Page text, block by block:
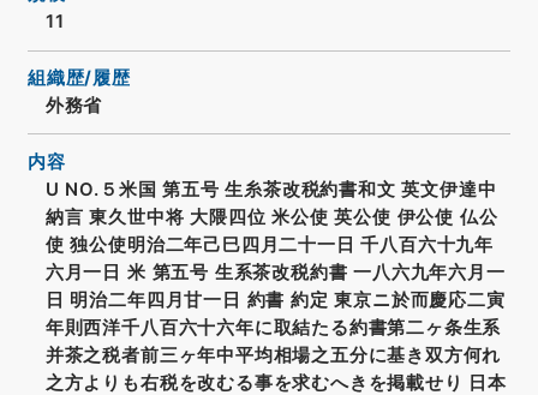
11
組織歴/履歴
外務省
内容
U NO.５米国 第五号 生糸茶改税約書和文 英文伊達中
納言 東久世中将 大隈四位 米公使 英公使 伊公使 仏公
使 独公使明治二年己巳四月二十一日 千八百六十九年
六月一日 米 第五号 生系茶改税約書 一八六九年六月一
日 明治二年四月甘一日 約書 約定 東京ニ於而慶応二寅
年則西洋千八百六十六年に取結たる約書第二ヶ条生系
并茶之税者前三ヶ年中平均相場之五分に基き双方何れ
之方よりも右税を改むる事を求むへきを掲載せり 日本